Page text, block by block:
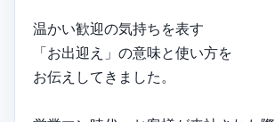
温かい歓迎の気持ちを表す
「お出迎え」の意味と使い方を
お伝えしてきました。